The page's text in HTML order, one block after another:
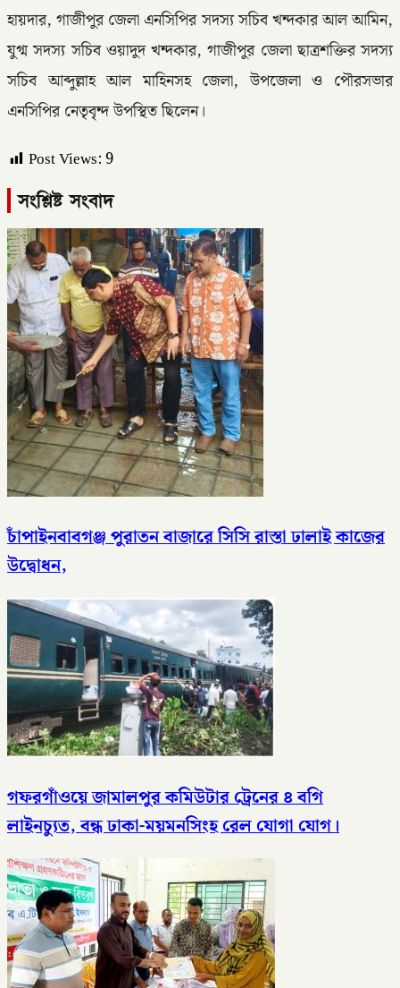
হায়দার, গাজীপুর জেলা এনসিপির সদস্য সচিব খন্দকার আল আমিন,
যুগ্ম সদস্য সচিব ওয়াদুদ খন্দকার, গাজীপুর জেলা ছাত্রশক্তির সদস্য
সচিব আব্দুল্লাহ আল মাহিনসহ জেলা, উপজেলা ও পৌরসভার
এনসিপির নেতৃবৃন্দ উপস্থিত ছিলেন।
Post Views:9
সংশ্লিষ্ট সংবাদ
চাঁপাইনবাবগঞ্জ পুরাতন বাজারে সিসি রাস্তা ঢালাই কাজের
উদ্বোধন,
গফরগাঁওয়ে জামালপুর কমিউটার ট্রেনের ৪ বগি
লাইনচ্যুত, বন্ধ ঢাকা-ময়মনসিংহ রেল যোগা যোগ।